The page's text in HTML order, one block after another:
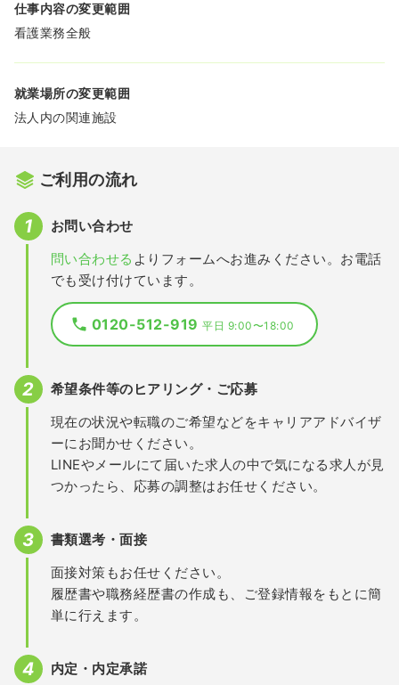
仕事内容の変更範囲
看護業務全般
就業場所の変更範囲
法人内の関連施設
ご利用の流れ
お問い合わせ
問い合わせる よりフォームへお進みください。お電話
でも受け付けています。
0120-512-919平日 9:00〜18:00
希望条件等のヒアリング・ご応募
現在の状況や転職のご希望などをキャリアアドバイザ
ーにお聞かせください。
LINEやメールにて届いた求人の中で気になる求人が見
つかったら、応募の調整はお任せください。
書類選考・面接
面接対策もお任せください。
履歴書や職務経歴書の作成も、ご登録情報をもとに簡
単に行えます。
内定・内定承諾